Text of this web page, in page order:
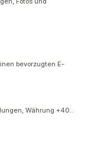
bevorzugten E-
Währung +40..